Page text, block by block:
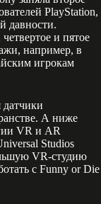
PlayStation,
давности.
и пятое
например, в
игрокам
А ниже
VR и AR
Studios
VR-студию
с Funny or Die